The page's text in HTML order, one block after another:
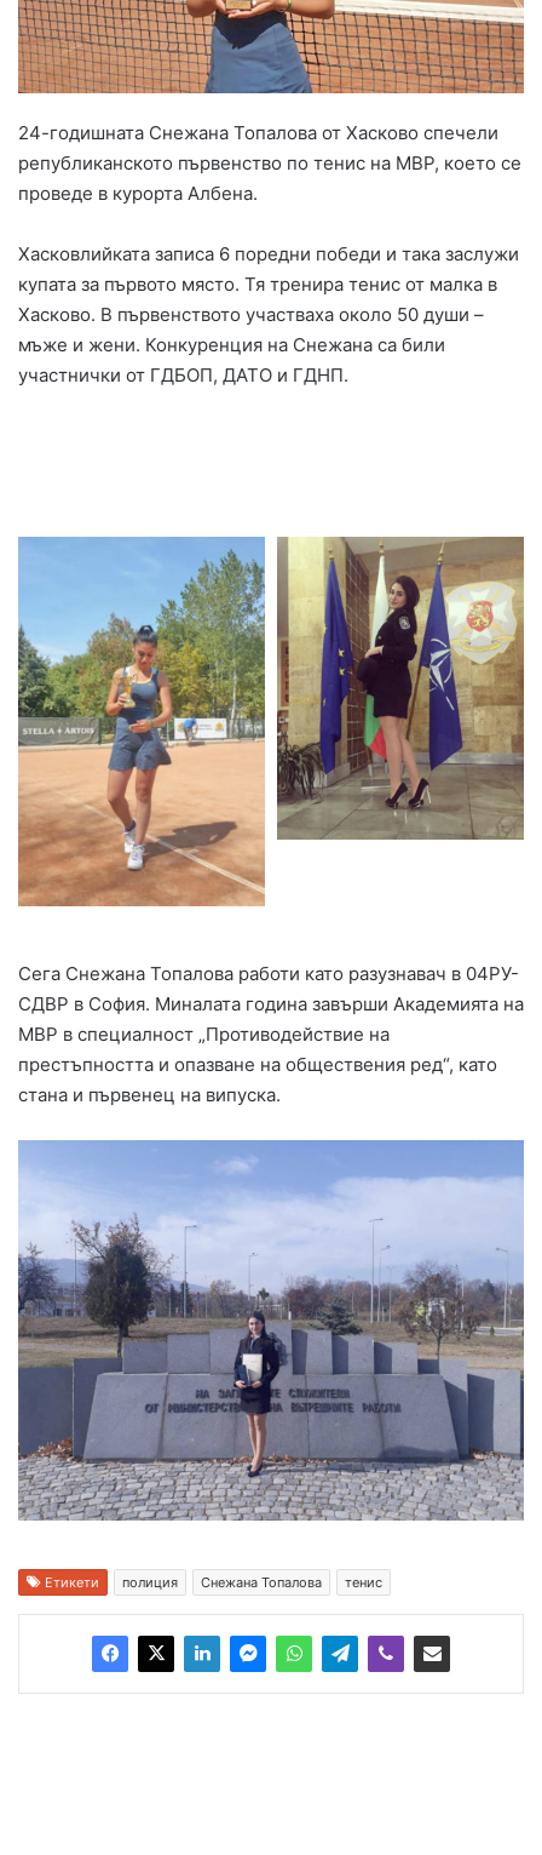
24-годишната Снежана Топалова от Хасково спечели
републиканското първенство по тенис на МВР, което се
проведе в курорта Албена.
Хасковлийката записа 6 поредни победи и така заслужи
купата за първото място. Тя тренира тенис от малка в
Хасково. В първенството участваха около 50 души –
мъже и жени. Конкуренция на Снежана са били
участнички от ГДБОП, ДАТО и ГДНП.
Сега Снежана Топалова работи като разузнавач в 04РУ-
СДВР в София. Миналата година завърши Академията на
МВР в специалност „Противодействие на
престъпността и опазване на обществения ред“, като
стана и първенец на випуска.
Етикети полиция Снежана Топалова тенис